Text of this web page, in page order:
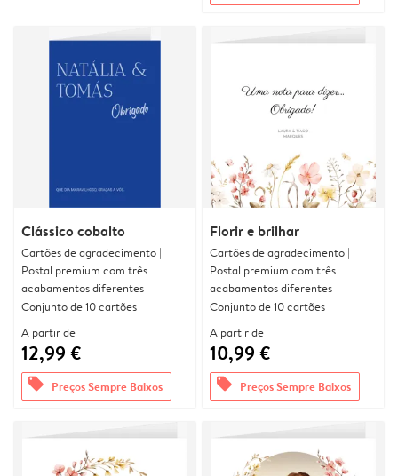
Clássico cobalto
Cartões de agradecimento |
Postal premium com três
acabamentos diferentes
Conjunto de 10 cartões
A partir de
12,99 €
offers Preços Sempre Baixos
Florir e brilhar
Cartões de agradecimento |
Postal premium com três
acabamentos diferentes
Conjunto de 10 cartões
A partir de
10,99 €
offers Preços Sempre Baixos